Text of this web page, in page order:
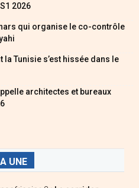
2026
qui organise le co-contrôle
la Tunisie s’est hissée dans le
architectes et bureaux
UNE